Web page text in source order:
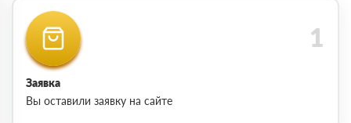
Заявка
Вы оставили заявку на сайте